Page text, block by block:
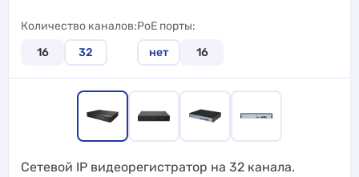
Количество каналов
16
32
PoE порты
нет
16
Сетевой IP видеорегистратор на 32 канала.